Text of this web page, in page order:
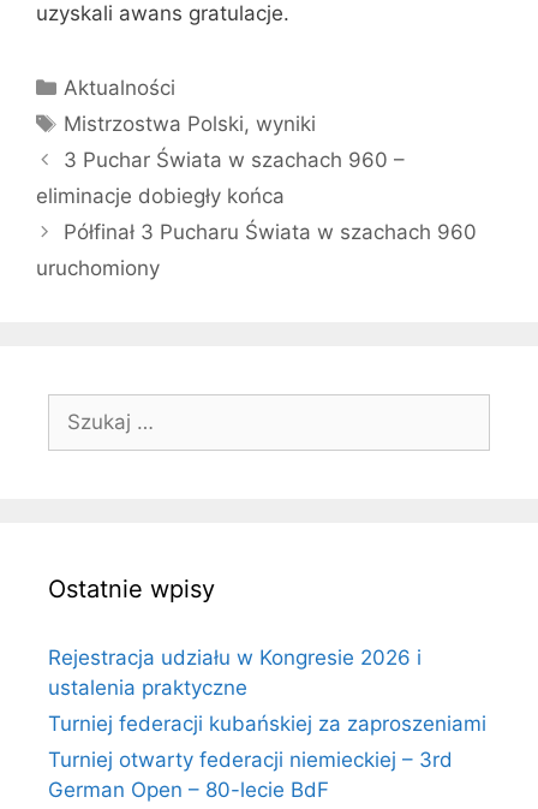
uzyskali awans gratulacje.
Kategorie
Aktualności
Tagi
Mistrzostwa Polski,wyniki
3 Puchar Świata w szachach 960 –
eliminacje dobiegły końca
Półfinał 3 Pucharu Świata w szachach 960
uruchomiony
Szukaj:
Ostatnie wpisy
Rejestracja udziału w Kongresie 2026 i
ustalenia praktyczne
Turniej federacji kubańskiej za zaproszeniami
Turniej otwarty federacji niemieckiej – 3rd
German Open – 80-lecie BdF